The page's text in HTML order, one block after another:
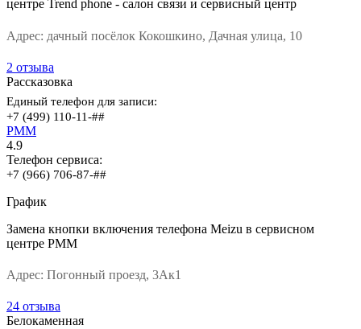
центре Trend phone - салон связи и сервисный центр
Адрес: дачный посёлок Кокошкино, Дачная улица, 10
2 отзыва
Рассказовка
Единый телефон для записи:
+7 (499) 110-11-##
РММ
4.9
Телефон сервиса:
+7 (966) 706-87-##
График
Замена кнопки включения телефона Meizu в сервисном
центре РММ
Адрес: Погонный проезд, 3Ак1
24 отзыва
Белокаменная